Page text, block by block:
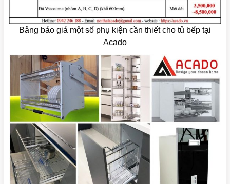
Bảng báo giá một số phụ kiện cần thiết cho tủ bếp tại
Acado